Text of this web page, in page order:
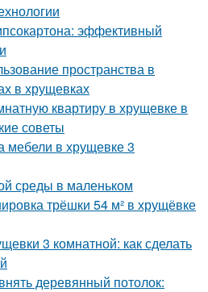
эффективный
пространства в
в хрущевках
квартиру в хрущевке в
советы
мебели в хрущевке 3
среды в маленьком
трёшки 54 м² в хрущёвке
3 комнатной: как сделать
деревянный потолок: